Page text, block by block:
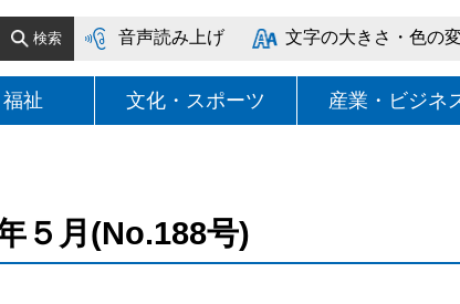
音声読み上げ 文字の大きさ・色の
祉 文化・スポーツ 産業・ビジネ
５月(No.188号)